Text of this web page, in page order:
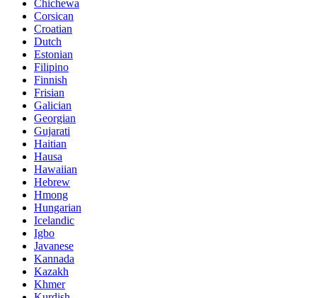
Chichewa
Corsican
Croatian
Dutch
Estonian
Filipino
Finnish
Frisian
Galician
Georgian
Gujarati
Haitian
Hausa
Hawaiian
Hebrew
Hmong
Hungarian
Icelandic
Igbo
Javanese
Kannada
Kazakh
Khmer